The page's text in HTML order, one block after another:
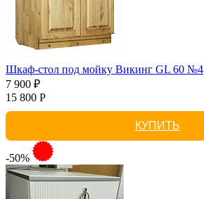
Шкаф-стол под мойку Викинг GL 60 №4
7 900 ₽
15 800 Р
КУПИТЬ
-50%